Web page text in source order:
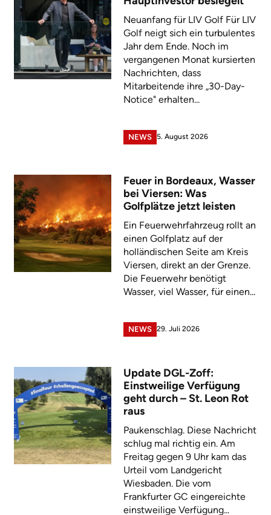
Neuanfang für LIV Golf Für LIV
Golf neigt sich ein turbulentes
Jahr dem Ende. Noch im
vergangenen Monat kursierten
Nachrichten, dass
Mitarbeitende ihre „30-Day-
Notice" erhalten...
NEWS 5. August 2026
Feuer in Bordeaux, Wasser
bei Viersen: Was
Golfplätze jetzt leisten
Ein Feuerwehrfahrzeug rollt an
einen Golfplatz auf der
holländischen Seite am Kreis
Viersen, direkt an der Grenze.
Die Feuerwehr benötigt
Wasser, viel Wasser, für einen...
NEWS 29. Juli 2026
Update DGL-Zoff:
Einstweilige Verfügung
geht durch – St. Leon Rot
raus
Paukenschlag. Diese Nachricht
schlug mal richtig ein. Am
Freitag gegen 9 Uhr kam das
Urteil vom Landgericht
Wiesbaden. Die vom
Frankfurter GC eingereichte
einstweilige Verfügung...